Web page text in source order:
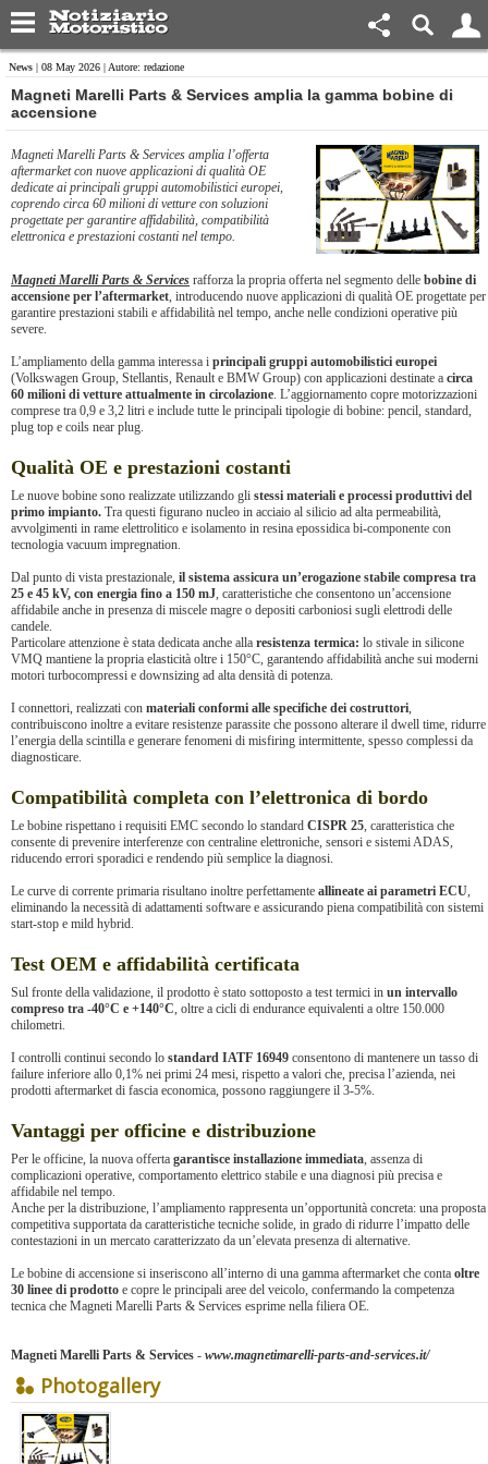
News | 08 May 2026 | Autore: redazione
​Magneti Marelli Parts & Services amplia la gamma bobine di
accensione
Magneti Marelli Parts & Services amplia l’offerta
aftermarket con nuove applicazioni di qualità OE
dedicate ai principali gruppi automobilistici europei,
coprendo circa 60 milioni di vetture con soluzioni
progettate per garantire affidabilità, compatibilità
elettronica e prestazioni costanti nel tempo.
Magneti Marelli Parts & Services rafforza la propria offerta nel segmento delle bobine di
accensione per l’aftermarket, introducendo nuove applicazioni di qualità OE progettate per
garantire prestazioni stabili e affidabilità nel tempo, anche nelle condizioni operative più
severe.
L’ampliamento della gamma interessa i principali gruppi automobilistici europei
(Volkswagen Group, Stellantis, Renault e BMW Group) con applicazioni destinate a circa
60 milioni di vetture attualmente in circolazione. L’aggiornamento copre motorizzazioni
comprese tra 0,9 e 3,2 litri e include tutte le principali tipologie di bobine: pencil, standard,
plug top e coils near plug.
Qualità OE e prestazioni costanti
Le nuove bobine sono realizzate utilizzando gli stessi materiali e processi produttivi del
primo impianto. Tra questi figurano nucleo in acciaio al silicio ad alta permeabilità,
avvolgimenti in rame elettrolitico e isolamento in resina epossidica bi-componente con
tecnologia vacuum impregnation.
Dal punto di vista prestazionale, il sistema assicura un’erogazione stabile compresa tra
25 e 45 kV, con energia fino a 150 mJ, caratteristiche che consentono un’accensione
affidabile anche in presenza di miscele magre o depositi carboniosi sugli elettrodi delle
candele.
Particolare attenzione è stata dedicata anche alla resistenza termica: lo stivale in silicone
VMQ mantiene la propria elasticità oltre i 150°C, garantendo affidabilità anche sui moderni
motori turbocompressi e downsizing ad alta densità di potenza.
I connettori, realizzati con materiali conformi alle specifiche dei costruttori,
contribuiscono inoltre a evitare resistenze parassite che possono alterare il dwell time, ridurre
l’energia della scintilla e generare fenomeni di misfiring intermittente, spesso complessi da
diagnosticare.
Compatibilità completa con l’elettronica di bordo
Le bobine rispettano i requisiti EMC secondo lo standard CISPR 25, caratteristica che
consente di prevenire interferenze con centraline elettroniche, sensori e sistemi ADAS,
riducendo errori sporadici e rendendo più semplice la diagnosi.
Le curve di corrente primaria risultano inoltre perfettamente allineate ai parametri ECU,
eliminando la necessità di adattamenti software e assicurando piena compatibilità con sistemi
start-stop e mild hybrid.
Test OEM e affidabilità certificata
Sul fronte della validazione, il prodotto è stato sottoposto a test termici in un intervallo
compreso tra -40°C e +140°C, oltre a cicli di endurance equivalenti a oltre 150.000
chilometri.
I controlli continui secondo lo standard IATF 16949 consentono di mantenere un tasso di
failure inferiore allo 0,1% nei primi 24 mesi, rispetto a valori che, precisa l’azienda, nei
prodotti aftermarket di fascia economica, possono raggiungere il 3-5%.
Vantaggi per officine e distribuzione
Per le officine, la nuova offerta garantisce installazione immediata, assenza di
complicazioni operative, comportamento elettrico stabile e una diagnosi più precisa e
affidabile nel tempo.
Anche per la distribuzione, l’ampliamento rappresenta un’opportunità concreta: una proposta
competitiva supportata da caratteristiche tecniche solide, in grado di ridurre l’impatto delle
contestazioni in un mercato caratterizzato da un’elevata presenza di alternative.
Le bobine di accensione si inseriscono all’interno di una gamma aftermarket che conta oltre
30 linee di prodotto e copre le principali aree del veicolo, confermando la competenza
tecnica che Magneti Marelli Parts & Services esprime nella filiera OE.
Magneti Marelli Parts & Services - www.magnetimarelli-parts-and-services.it/
Photogallery